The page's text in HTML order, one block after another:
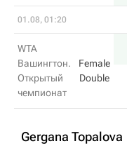
01.08, 01:20
WTA
Вашингтон.
Открытый
чемпионат
Female
Double
Gergana Topalova